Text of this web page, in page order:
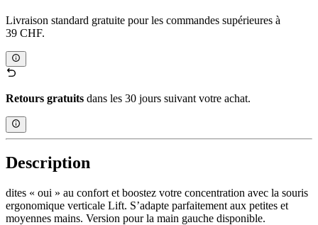
Livraison standard gratuite pour les commandes supérieures à
39 CHF.
Retours gratuits dans les 30 jours suivant votre achat.
Description
dites « oui » au confort et boostez votre concentration avec la souris
ergonomique verticale Lift. S’adapte parfaitement aux petites et
moyennes mains. Version pour la main gauche disponible.